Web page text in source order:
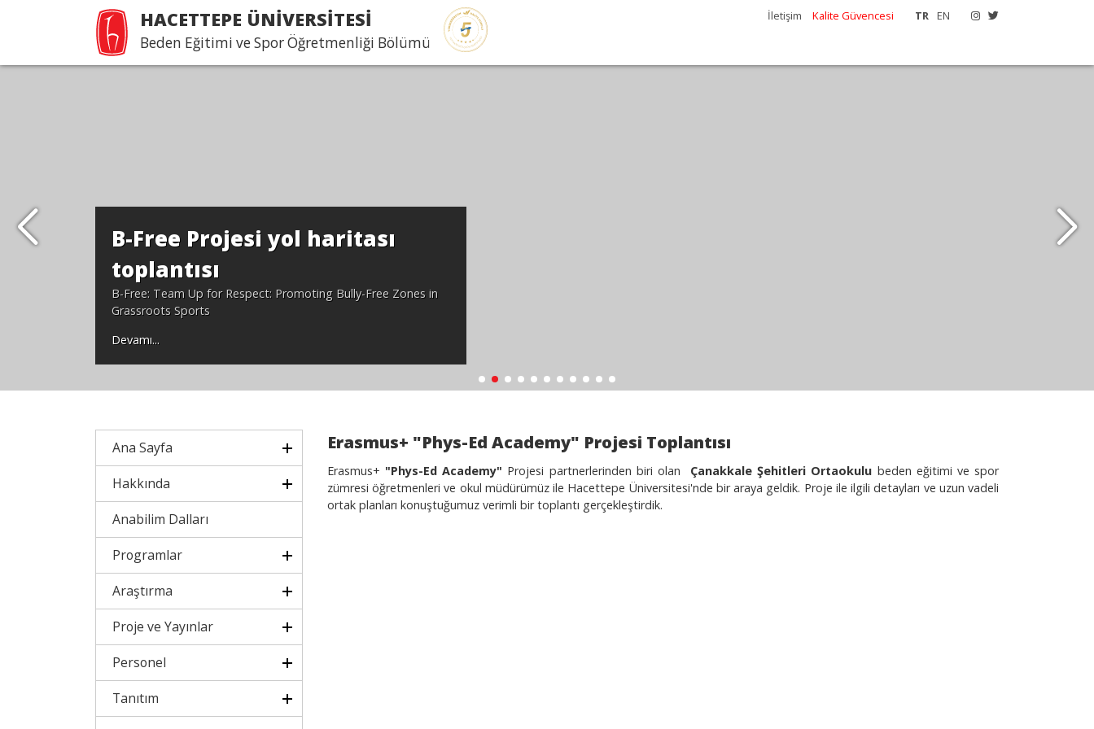
HACETTEPE ÜNİVERSİTESİ
Beden Eğitimi ve Spor Öğretmenliği Bölümü
TR EN
İletişim Kalite Güvencesi
B-Free Projesi yol haritası
toplantısı
B-Free: Team Up for Respect: Promoting Bully-Free Zones in
Grassroots Sports
Devamı...
Ana Sayfa
Hakkında
Anabilim Dalları
Programlar
Araştırma
Proje ve Yayınlar
Personel
Tanıtım
Erasmus+ "Phys-Ed Academy" Projesi Toplantısı
Erasmus+ "Phys-Ed Academy" Projesi partnerlerinden biri olan Çanakkale Şehitleri Ortaokulu beden eğitimi ve spor
zümresi öğretmenleri ve okul müdürümüz ile Hacettepe Üniversitesi'nde bir araya geldik. Proje ile ilgili detayları ve uzun vadeli
ortak planları konuştuğumuz verimli bir toplantı gerçekleştirdik.